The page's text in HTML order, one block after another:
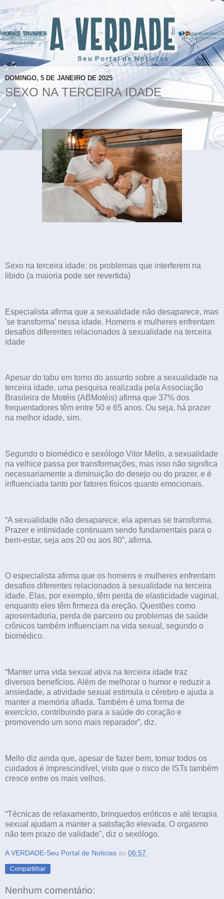
DOMINGO, 5 DE JANEIRO DE 2025
SEXO NA TERCEIRA IDADE
Sexo na terceira idade: os problemas que interferem na
libido (a maioria pode ser revertida)
Especialista afirma que a sexualidade não desaparece, mas
'se transforma' nessa idade. Homens e mulheres enfrentam
desafios diferentes relacionados à sexualidade na terceira
idade
Apesar do tabu em torno do assunto sobre a sexualidade na
terceira idade, uma pesquisa realizada pela Associação
Brasileira de Motéis (ABMotéis) afirma que 37% dos
frequentadores têm entre 50 e 65 anos. Ou seja, há prazer
na melhor idade, sim.
Segundo o biomédico e sexólogo Vitor Mello, a sexualidade
na velhice passa por transformações, mas isso não significa
necessariamente a diminuição do desejo ou do prazer, e é
influenciada tanto por fatores físicos quanto emocionais.
“A sexualidade não desaparece, ela apenas se transforma.
Prazer e intimidade continuam sendo fundamentais para o
bem-estar, seja aos 20 ou aos 80”, afirma.
O especialista afirma que os homens e mulheres enfrentam
desafios diferentes relacionados à sexualidade na terceira
idade. Elas, por exemplo, têm perda de elasticidade vaginal,
enquanto eles têm firmeza da ereção. Questões como
aposentadoria, perda de parceiro ou problemas de saúde
crônicos também influenciam na vida sexual, segundo o
biomédico.
“Manter uma vida sexual ativa na terceira idade traz
diversos benefícios. Além de melhorar o humor e reduzir a
ansiedade, a atividade sexual estimula o cérebro e ajuda a
manter a memória afiada. Também é uma forma de
exercício, contribuindo para a saúde do coração e
promovendo um sono mais reparador”, diz.
Mello diz ainda que, apesar de fazer bem, tomar todos os
cuidados é imprescindível, visto que o risco de ISTs também
cresce entre os mais velhos.
“Técnicas de relaxamento, brinquedos eróticos e até terapia
sexual ajudam a manter a satisfação elevada. O orgasmo
não tem prazo de validade", diz o sexólogo.
A VERDADE-Seu Portal de Noticias às 06:57
Compartilhar
Nenhum comentário: